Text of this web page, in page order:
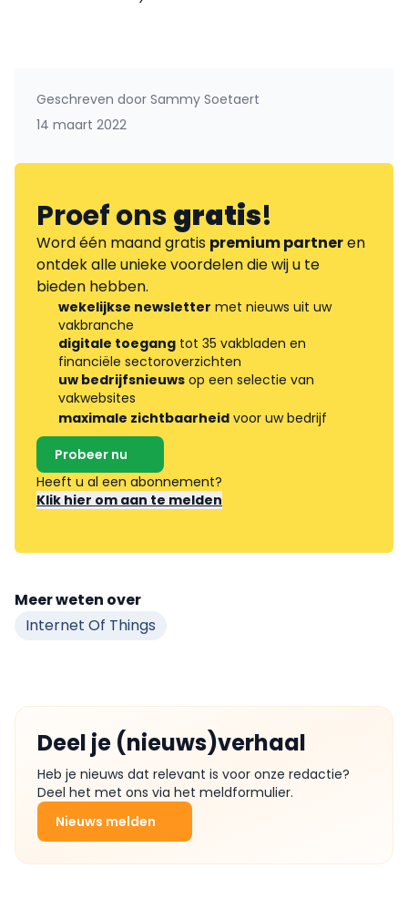
Geschreven door Sammy Soetaert
14 maart 2022
Proef onsgratis!
Word één maand gratis premium partneren
ontdek alle unieke voordelen die wij u te
bieden hebben.
wekelijkse newsletter met nieuws uit uw
vakbranche
digitale toegang tot 35 vakbladen en
financiële sectoroverzichten
uw bedrijfsnieuws op een selectie van
vakwebsites
maximale zichtbaarheid voor uw bedrijf
Probeer nu
Heeft u al een abonnement?
Klik hier om aan te melden
Meer weten over
Internet Of Things
Deel je (nieuws)verhaal
Heb je nieuws dat relevant is voor onze redactie?
Deel het met ons via het meldformulier.
Nieuws melden